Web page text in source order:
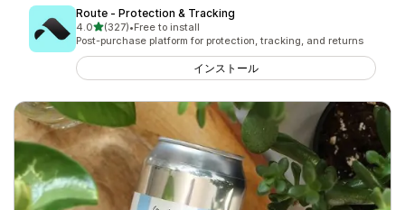
Route ‑ Protection & Tracking
4.05つ星中
(327)
合計レビュー数：327件
•Free to install
Post-purchase platform for protection, tracking, and returns
インストール